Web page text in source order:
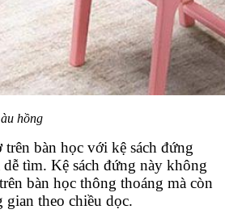
hồng
trên bàn học với kệ sách đứng
tìm. Kệ sách đứng này không
bàn học thông thoáng mà còn
theo chiều dọc.